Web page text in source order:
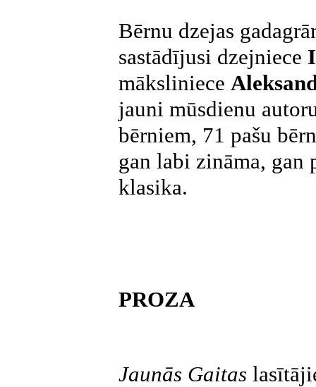
Bērnu dzejas
sastādījusi dzejniece
māksliniece
jauni mūsdienu
bērniem, 71 pašu
gan labi zināma, gan
klasika.
PROZA
Jaunās Gaitas